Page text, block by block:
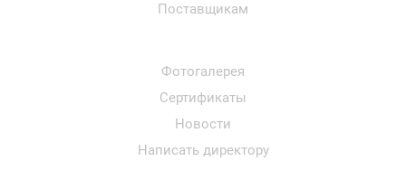
Поставщикам
Фотогалерея
Сертификаты
Новости
Написать директору